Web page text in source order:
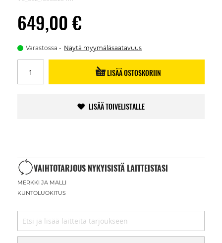
649,00 €
Varastossa Näytä myymäläsaatavuus
LISÄÄ OSTOSKORIIN
LISÄÄ TOIVELISTALLE
VAIHTOTARJOUS NYKYISISTÄ LAITTEISTASI
MERKKI JA MALLI
KUNTOLUOKITUS